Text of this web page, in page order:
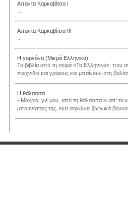
Απαντα Καρκαβίτσα Ι
Απαντα Καρκαβίτσα ΙΙΙ
Η γοργόνα (Μικρά Ελληνικά)
Τα βιβλία από τη σειρά «Τα Ελληνικά», που
παιχνίδια και γρίφους και μπαίνουν στη
Η θάλασσα
- Μακριά, γιέ μου, από τη θάλασσα κι απ' τα
μπουνάτσες της, εκεί σηκώνει ξαφνικά